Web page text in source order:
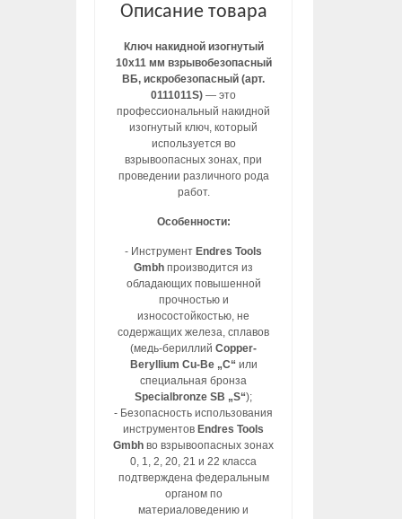
Описание товара
Ключ накидной изогнутый
10х11 мм взрывобезопасный
ВБ, искробезопасный (арт.
0111011S) — это
профессиональный накидной
изогнутый ключ, который
используется во
взрывоопасных зонах, при
проведении различного рода
работ.
Особенности:
- Инструмент Endres Tools
Gmbh производится из
обладающих повышенной
прочностью и
износостойкостью, не
содержащих железа, сплавов
(медь-бериллийCopper-
Beryllium Cu-Be „C“ или
специальная бронза
Specialbronze SB „S“);
- Безопасность использования
инструментов Endres Tools
Gmbh во взрывоопасных зонах
0, 1, 2, 20, 21 и 22 класса
подтверждена федеральным
органом по
материаловедению и